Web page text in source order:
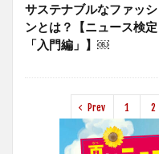
サステナブルなファッシ
ンとは？【ニュース検定
「入門編」】￼
Prev 1 2